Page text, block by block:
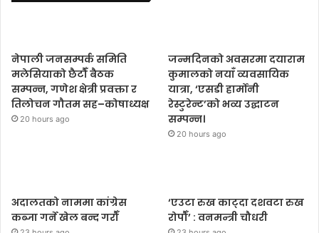
नेपाली जनसम्पर्क समिति
मलेसियाको छैटौँ बैठक
सम्पन्न, गणेश क्षेत्री प्रवक्ता र
तिलोचन गौतम सह–कोषाध्यक्ष
20 hours ago
जन्मदिनको अवसरमा दयाराम
कुमालको नयाँ व्यवसायिक
यात्रा, ‘एसडी हार्मोनी
रेस्टुरेन्ट’को भव्य उद्घाटन
सम्पन्न।
20 hours ago
अदालतको नाममा कांग्रेस
कब्जा गर्ने खेल बन्द गरौँ
‘एउटा रुख काट्दा दशवटा रुख
रोपौँ’ : वनमन्त्री चौधरी